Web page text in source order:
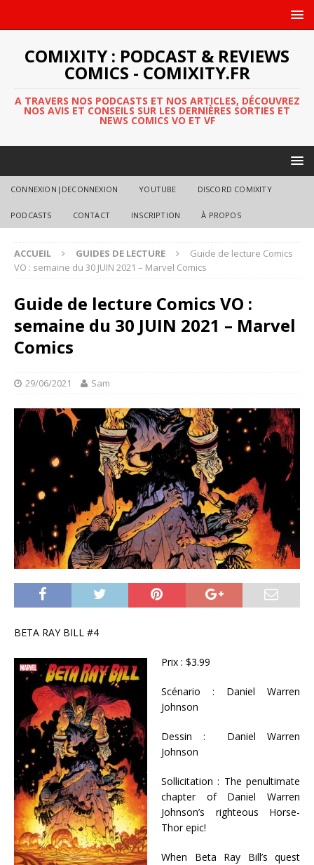
COMIXITY : PODCAST & REVIEWS
COMICS - COMIXITY.FR
A TRAVERS NOS PODCASTS ET NOS ARTICLES, DÉCOUVREZ
NOS AVIS ET CONSEILS SUR LES DERNIÈRES SORTIES ET
NEWS COMICS VO ET VF
CONNEXION|DECONNEXION YOUTUBE DISCORD COMIXITY
PODCASTS CONTACT INSCRIPTION À PROPOS
ACCUEIL GUIDES DE LECTURE
Guide de lecture Comics
VO : semaine du 30 JUIN 2021 – Marvel Comics
Guide de lecture Comics VO :
semaine du 30 JUIN 2021 – Marvel
Comics
29/06/2021 Sam
BETA RAY BILL #4
Prix : $3.99
Scénario : Daniel Warren
Johnson
Dessin : Daniel Warren
Johnson
Sollicitation : The penultimate
chapter of Daniel Warren
Johnson’s righteous Horse-
Thor epic!
When Beta Ray Bill’s quest